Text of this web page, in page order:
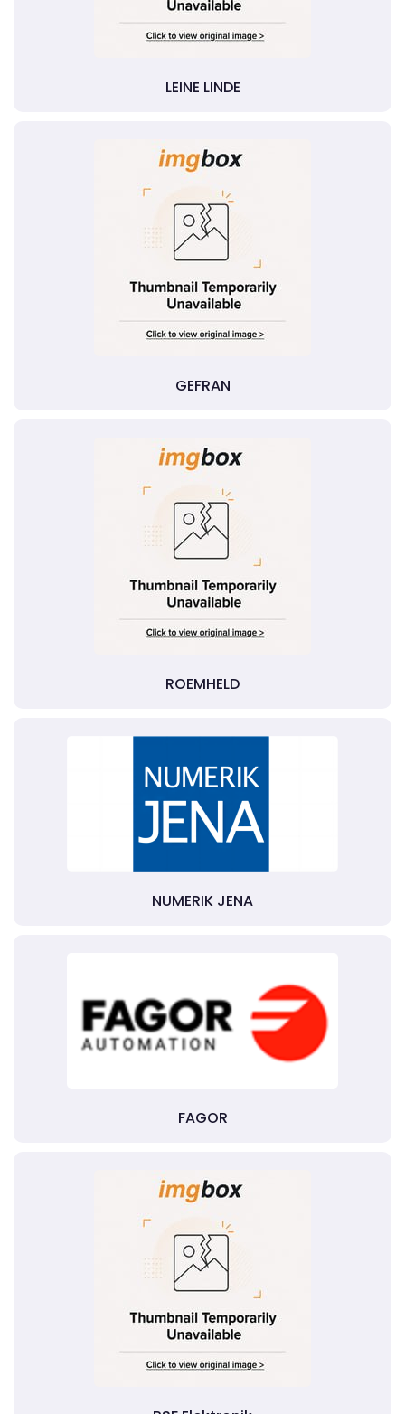
LEINE LINDE
GEFRAN
ROEMHELD
NUMERIK JENA
FAGOR